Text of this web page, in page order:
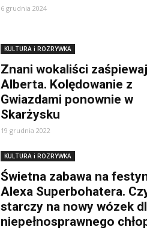
6 grudnia 2024
KULTURA i ROZRYWKA
Znani wokaliści
Alberta. Kolędowanie z
Gwiazdami ponownie w
Skarżysku
19 grudnia 2022
KULTURA i ROZRYWKA
Świetna zabawa na
Alexa Superbohatera.
starczy na nowy wózek
niepełnosprawnego